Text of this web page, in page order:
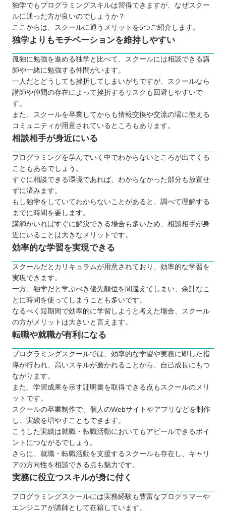
独学でもプログラミングスキルは習得できますが、なぜスクー
ルに通った方が良いのでしょうか？
ここからは、スクールに通うメリットを5つご紹介します。
独学よりもモチベーションを維持しやすい
孤独に勉強を進める独学と比べて、スクールには相談できる講
師や一緒に勉強する仲間がいます。
一人だとどうしても挫折してしまいがちですが、スクールなら
講師や仲間の存在によって挫折するリスクも回避しやすいで
す。
また、スクールを卒業してからも情報交換や交流の場に使える
コミュニティが用意されているところもあります。
相談相手が身近にいる
プログラミングを学んでいく中でわからないところが出てくる
こともあるでしょう。
すぐに相談できる環境であれば、わからなかった部分も放置せ
ずに済みます。
もし独学をしていてわからないことがあると、調べて理解する
までに時間を要します。
講師がいればすぐに解決できる場合も多いため、相談相手が身
近にいることは大きなメリットです。
効率的な学習を実現できる
スクールだとカリキュラムが用意されており、効率的な学習を
実現できます。
一方、独学だと学ぶべき優先順位を間違えてしまい、余計なこ
とに時間を使ってしまうことも多いです。
なるべく短期間で効率的に学習しようと考えた場合、スクール
の方がメリットは大きいと言えます。
転職や就職が有利になる
プログラミングスクールでは、効率的な学習や実務に即した指
導が行われ、高いスキルが磨かれることから、自己成長にもつ
ながります。
また、学習成果を示す証明書を取得できる点もスクールのメリ
ットです。
スクールの卒業制作で、個人のWebサイトやアプリなどを制作
し、実績を増やすこともできます。
こうした実績は就職・転職活動においてもアピールできるポイ
ントにつながるでしょう。
さらに、就職・転職活動を支援するスクールも存在し、キャリ
アの方向性を相談できる点も魅力です。
実務に役立つスキルが身に付く
プログラミングスクールには実務経験も豊富なプログラマーや
エンジニアが講師として在籍しています。